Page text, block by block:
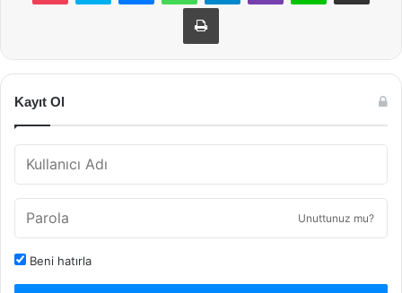
Yazdır
Kayıt Ol
Unuttunuz mu?
Beni hatırla